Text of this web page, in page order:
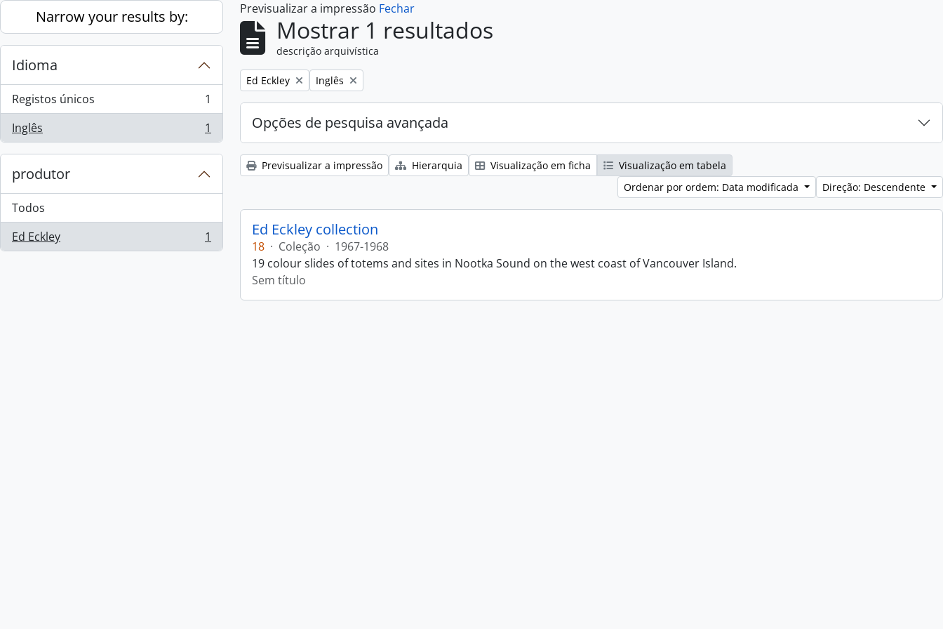
Skip to main content
Narrow your results by:
Idioma
Registos únicos
, 1 resultados
1
Inglês
, 1 resultados 1
produtor
Todos
Ed Eckley
, 1 resultados 1
Previsualizar a impressão Fechar
Mostrar 1 resultados
descrição arquivística
Remove filter:
Ed Eckley Remove filter:
Inglês
Opções de pesquisa avançada
Previsualizar a impressão Hierarquia Visualização em ficha
Visualização em tabela
Ordenar por ordem: Data modificada
Direção: Descendente
Ed Eckley collection
18 · Coleção · 1967-1968
19 colour slides of totems and sites in Nootka Sound on the west coast of Vancouver Island.
Sem título